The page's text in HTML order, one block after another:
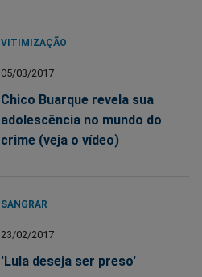
VITIMIZAÇÃO
05/03/2017
Chico Buarque revela sua
adolescência no mundo do
crime (veja o vídeo)
SANGRAR
23/02/2017
'Lula deseja ser preso'